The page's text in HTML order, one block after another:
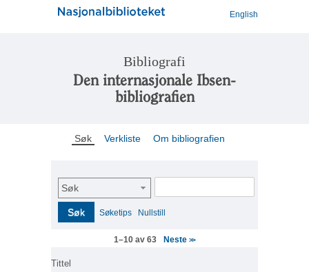
English
Bibliografi
Den internasjonale Ibsen-
bibliografien
Søk Verkliste Om bibliografien
Søk
Søk Søketips Nullstill
1–10 av 63 Neste>>
Tittel